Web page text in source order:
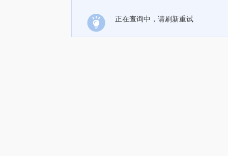
正在查询中，请刷新重试